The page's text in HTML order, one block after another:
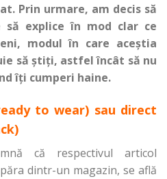
Prin urmare, am decis să
să explice în mod clar ce
modul în care aceștia
să știți, astfel încât să nu
îți cumperi haine.
to wear) sau direct
că respectivul articol
dintr-un magazin, se află